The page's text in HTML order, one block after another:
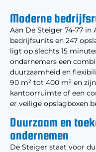
Moderne
Aan De Steiger 74-77
bedrijfsunits en 247
ligt op slechts 15
ondernemers een
duurzaamheid en
90 m² tot 400 m² en
kantoorruimte of een
er veilige opslagboxen
Duurzaam en
ondernemen
De Steiger staat voor